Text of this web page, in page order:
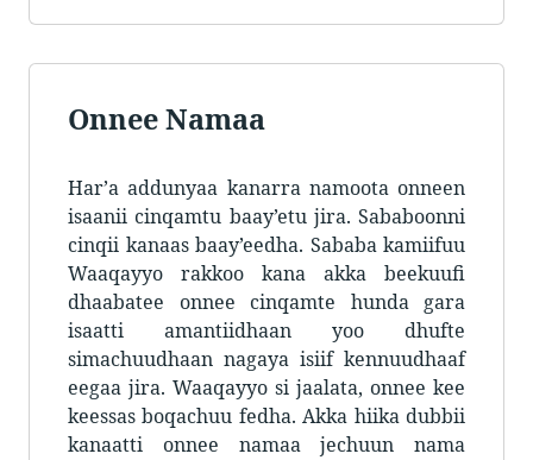
Onnee Namaa
Har’a addunyaa kanarra namoota onneen
isaanii cinqamtu baay’etu jira. Sababoonni
cinqii kanaas baay’eedha. Sababa kamiifuu
Waaqayyo rakkoo kana akka beekuufi
dhaabatee onnee cinqamte hunda gara
isaatti amantiidhaan yoo dhufte
simachuudhaan nagaya isiif kennuudhaaf
eegaa jira. Waaqayyo si jaalata, onnee kee
keessas boqachuu fedha. Akka hiika dubbii
kanaatti onnee namaa jechuun nama